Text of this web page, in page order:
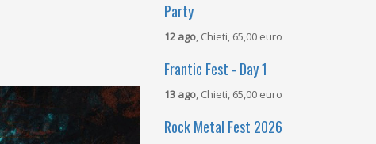
Party
12 ago, Chieti, 65,00 euro
Frantic Fest - Day 1
13 ago, Chieti, 65,00 euro
Rock Metal Fest 2026